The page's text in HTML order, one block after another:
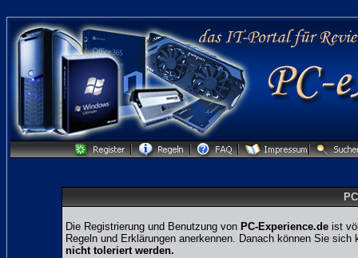
Die Registrierung und Benutzung von PC-Experience.de ist
Regeln und Erklärungen anerkennen. Danach können Sie
nicht toleriert werden.